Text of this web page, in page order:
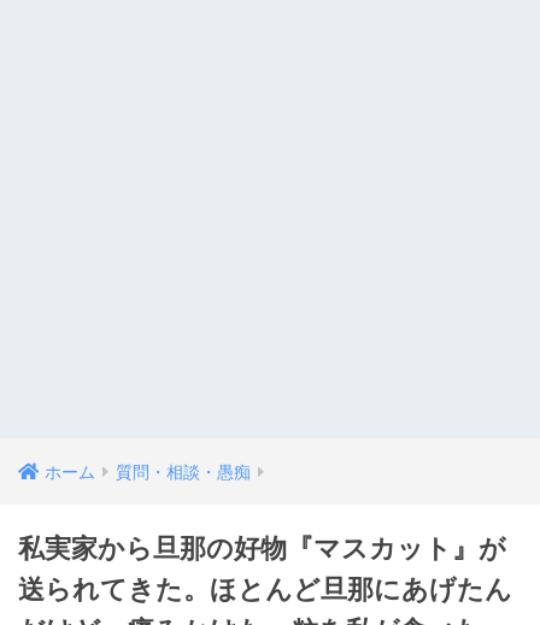
ホーム 質問・相談・愚痴
私実家から旦那の好物『マスカット』が
送られてきた。ほとんど旦那にあげたん